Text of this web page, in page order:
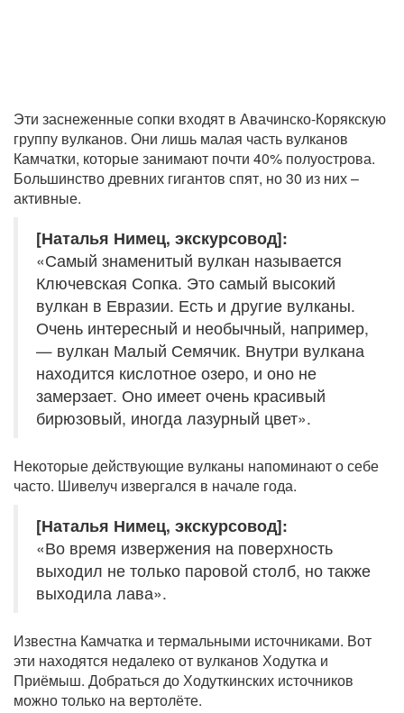
Эти заснеженные сопки входят в Авачинско-Корякскую
группу вулканов. Они лишь малая часть вулканов
Камчатки, которые занимают почти 40% полуострова.
Большинство древних гигантов спят, но 30 из них –
активные.
[Наталья Нимец, экскурсовод]:
«Самый знаменитый вулкан называется
Ключевская Сопка. Это самый высокий
вулкан в Евразии. Есть и другие вулканы.
Очень интересный и необычный, например,
— вулкан Малый Семячик. Внутри вулкана
находится кислотное озеро, и оно не
замерзает. Оно имеет очень красивый
бирюзовый, иногда лазурный цвет».
Некоторые действующие вулканы напоминают о себе
часто. Шивелуч извергался в начале года.
[Наталья Нимец, экскурсовод]:
«Во время извержения на поверхность
выходил не только паровой столб, но также
выходила лава».
Известна Камчатка и термальными источниками. Вот
эти находятся недалеко от вулканов Ходутка и
Приёмыш. Добраться до Ходуткинских источников
можно только на вертолёте.